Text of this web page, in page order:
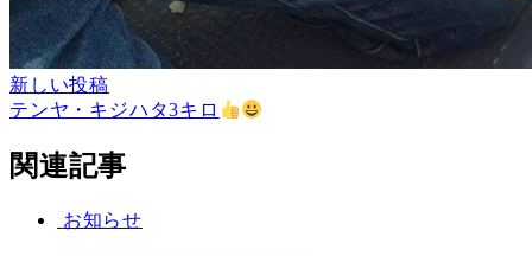
新しい投稿
テンヤ・キジハタ3キロ
関連記事
お知らせ